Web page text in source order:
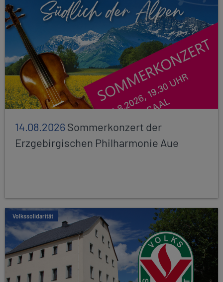
14.08.2026Sommerkonzert der
Erzgebirgischen Philharmonie Aue
Volkssolidarität